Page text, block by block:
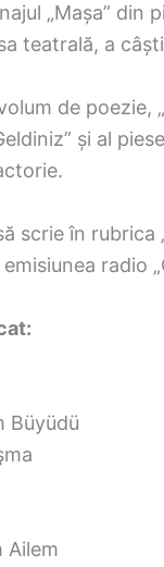
„Mașa” din
teatrală, a
de poezie,
și al
scrie în rubrica
radio
Büyüdü
Ailem